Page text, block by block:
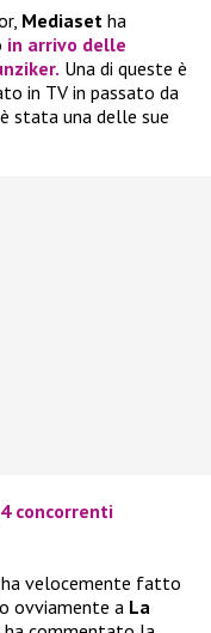
Mediaset ha
in arrivo delle
Una di queste è
in TV in passato da
stata una delle sue
concorrenti
velocemente fatto
ovviamente a La